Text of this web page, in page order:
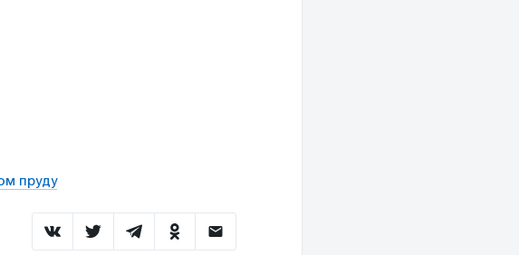
пруду